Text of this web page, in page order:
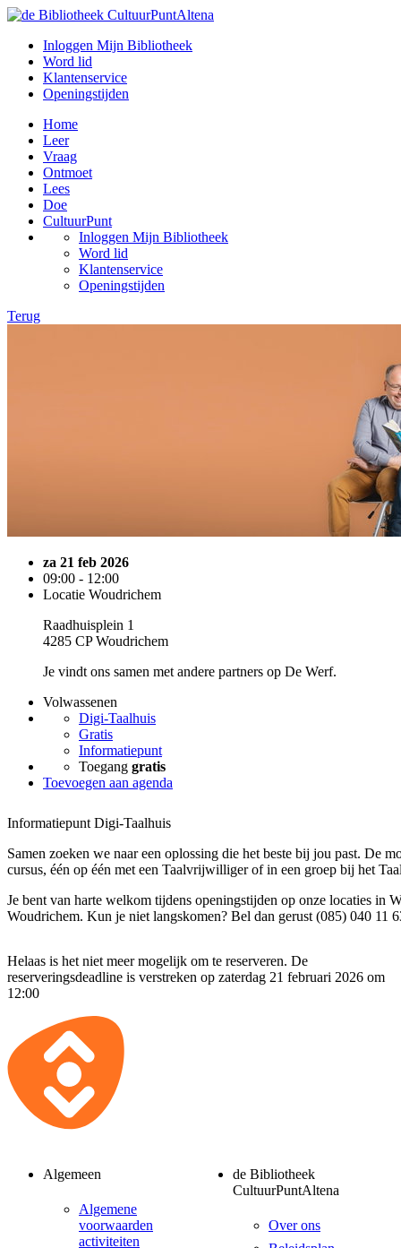
Inloggen Mijn Bibliotheek
Word lid
Klantenservice
Openingstijden
Home
Leer
Vraag
Ontmoet
Lees
Doe
CultuurPunt
Inloggen Mijn Bibliotheek
Word lid
Klantenservice
Openingstijden
Terug
za 21 feb 2026
09:00 - 12:00
Locatie Woudrichem
Raadhuisplein 1
4285 CP Woudrichem
Je vindt ons samen met andere partners op De Werf.
Volwassenen
Digi-Taalhuis
Gratis
Informatiepunt
Toegang gratis
Toevoegen aan agenda
Informatiepunt Digi-Taalhuis
Samen zoeken we naar een oplossing die het beste bij jou past. De
cursus, één op één met een Taalvrijwilliger of in een groep bij het
Je bent van harte welkom tijdens openingstijden op onze locaties in
Woudrichem. Kun je niet langskomen? Bel dan gerust (085) 040 11
Helaas is het niet meer mogelijk om te reserveren. De
reserveringsdeadline is verstreken op zaterdag 21 februari 2026 om
12:00
Algemeen
Algemene
voorwaarden
activiteiten
de Bibliotheek
CultuurPuntAltena
Over ons